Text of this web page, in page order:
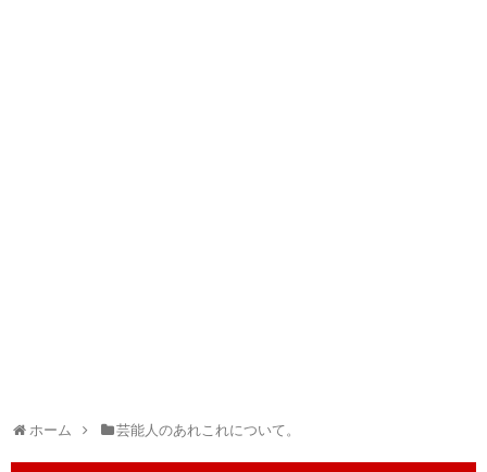
ホーム 芸能人のあれこれについて。